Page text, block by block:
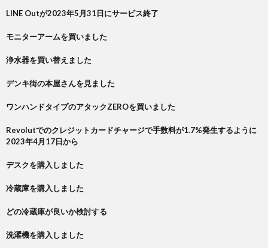
LINE Outが2023年5月31日にサービス終了
モニターアームを買いました
浄水器を買い替えました
デンキ街の本屋さんを見ました
ワンハンドタイプのアタックZEROを買いました
Revolutでのクレジットカードチャージで手数料が1.7%発生するように
2023年4月17日から
デスクを購入しました
冷蔵庫を購入しました
どの冷蔵庫が良いか検討する
洗濯機を購入しました